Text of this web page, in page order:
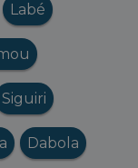
Labé
Siguiri
Dabola